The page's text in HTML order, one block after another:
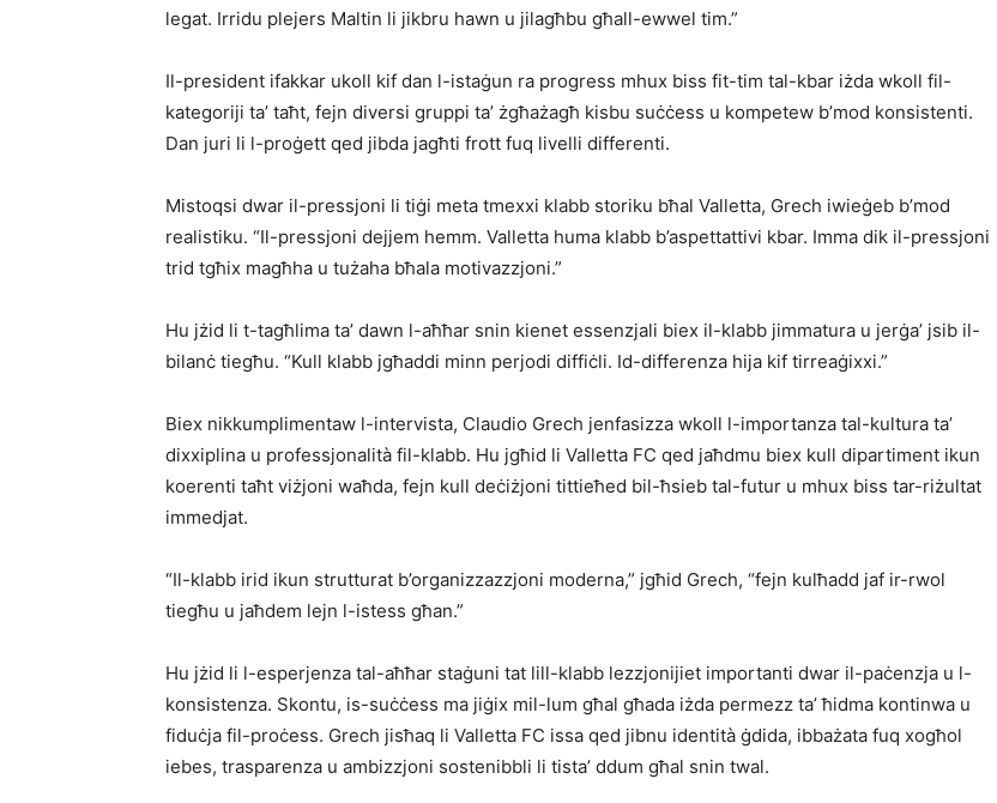
legat. Irridu plejers Maltin li jikbru hawn u jilagħbu għall-ewwel tim.”
Il-president ifakkar ukoll kif dan l-istaġun ra progress mhux biss fit-tim tal-kbar iżda wkoll fil-
kategoriji ta’ taħt, fejn diversi gruppi ta’ żgħażagħ kisbu suċċess u kompetew b’mod konsistenti.
Dan juri li l-proġett qed jibda jagħti frott fuq livelli differenti.
Mistoqsi dwar il-pressjoni li tiġi meta tmexxi klabb storiku bħal Valletta, Grech iwieġeb b’mod
realistiku. “Il-pressjoni dejjem hemm. Valletta huma klabb b’aspettattivi kbar. Imma dik il-pressjoni
trid tgħix magħha u tużaha bħala motivazzjoni.”
Hu jżid li t-tagħlima ta’ dawn l-aħħar snin kienet essenzjali biex il-klabb jimmatura u jerġa’ jsib il-
bilanċ tiegħu. “Kull klabb jgħaddi minn perjodi diffiċli. Id-differenza hija kif tirreaġixxi.”
Biex nikkumplimentaw l-intervista, Claudio Grech jenfasizza wkoll l-importanza tal-kultura ta’
dixxiplina u professjonalità fil-klabb. Hu jgħid li Valletta FC qed jaħdmu biex kull dipartiment ikun
koerenti taħt viżjoni waħda, fejn kull deċiżjoni tittieħed bil-ħsieb tal-futur u mhux biss tar-riżultat
immedjat.
“Il-klabb irid ikun strutturat b’organizzazzjoni moderna,” jgħid Grech, “fejn kulħadd jaf ir-rwol
tiegħu u jaħdem lejn l-istess għan.”
Hu jżid li l-esperjenza tal-aħħar staġuni tat lill-klabb lezzjonijiet importanti dwar il-paċenzja u l-
konsistenza. Skontu, is-suċċess ma jiġix mil-lum għal għada iżda permezz ta’ ħidma kontinwa u
fiduċja fil-proċess. Grech jisħaq li Valletta FC issa qed jibnu identità ġdida, ibbażata fuq xogħol
iebes, trasparenza u ambizzjoni sostenibbli li tista’ ddum għal snin twal.